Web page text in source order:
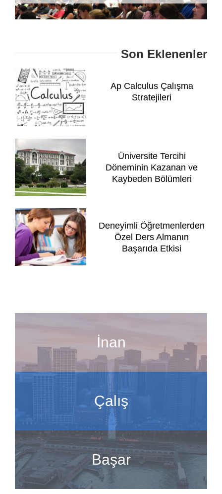
Son Eklenenler
Ap Calculus Çalışma
Stratejileri
Üniversite Tercihi
Döneminin Kazanan ve
Kaybeden Bölümleri
Deneyimli Öğretmenlerden
Özel Ders Almanın
Başarıda Etkisi
İnan
Çalış
Başar